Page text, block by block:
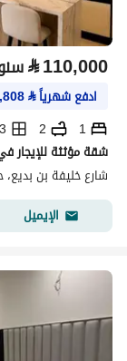
⃁110,000
ادفع شهرياً⃁
1
2
شقة مؤثثة للإيجار
شارع خليفة بن
الإيميل